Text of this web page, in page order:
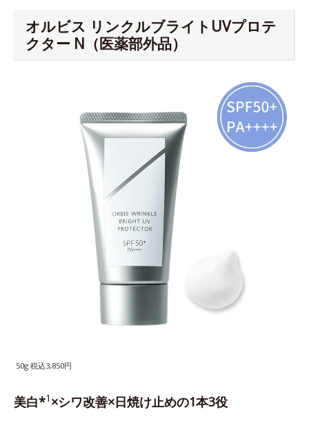
オルビス リンクルブライトUVプロテ
クター N（医薬部外品）
50g 税込3,850円
美白*1 ×シワ改善×日焼け止めの1本3役